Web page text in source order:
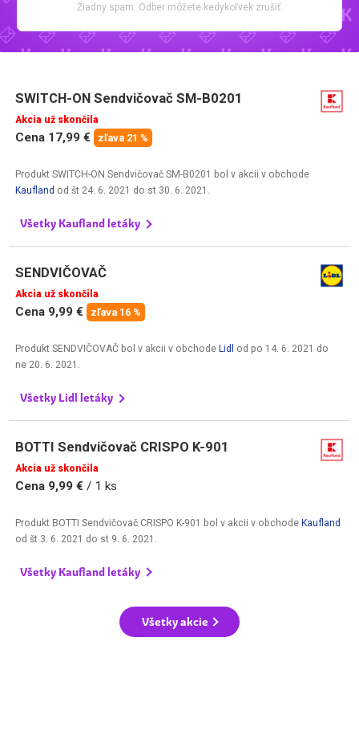
Žiadny spam. Odber môžete kedykoľvek zrušiť.
SWITCH-ON Sendvičovač SM-B0201
Akcia už skončila
Cena 17,99 € zľava 21 %
Produkt SWITCH-ON Sendvičovač SM-B0201 bol v akcii v obchode
Kaufland odšt 24. 6. 2021 do st 30. 6. 2021 .
Všetky Kaufland letáky
SENDVIČOVAČ
Akcia už skončila
Cena 9,99 € zľava 16 %
Produkt SENDVIČOVAČ bol v akcii v obchode Lidl od po 14. 6. 2021 do
ne 20. 6. 2021 .
Všetky Lidl letáky
BOTTI Sendvičovač CRISPO K-901
Akcia už skončila
Cena 9,99 € / 1 ks
Produkt BOTTI Sendvičovač CRISPO K-901 bol v akcii v obchode Kaufland
odšt 3. 6. 2021 do st 9. 6. 2021 .
Všetky Kaufland letáky
Všetky akcie